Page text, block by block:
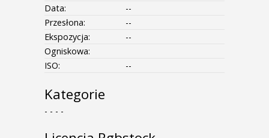
Data:
--
Przesłona:
--
Ekspozycja:
--
Ogniskowa:
ISO:
--
Kategorie
- - - -